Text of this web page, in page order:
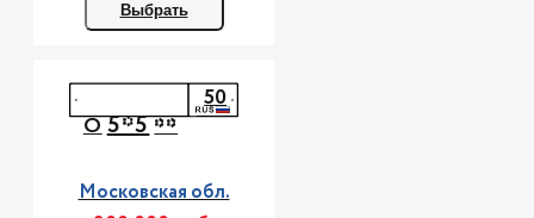
Выбрать
О5*5**
50
Московская обл.